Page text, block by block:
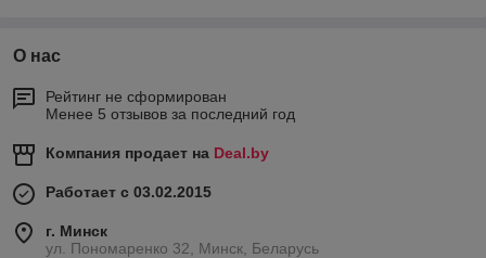
О нас
Рейтинг не сформирован
Менее 5 отзывов за последний год
Компания продает на Deal.by
Работает с 03.02.2015
г. Минск
ул. Пономаренко 32, Минск, Беларусь